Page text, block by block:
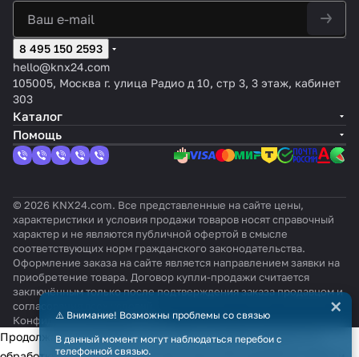
8 495 150 2593
hello@knx24.com
105005, Москва г. улица Радио д 10, стр 3, 3 этаж, кабинет
303
Каталог
Помощь
© 2026 KNX24.com. Все представленные на сайте цены,
характеристики и условия продажи товаров носят справочный
характер и не являются публичной офертой в смысле
соответствующих норм гражданского законодательства.
Оформление заказа на сайте является направлением заявки на
приобретение товара. Договор купли-продажи считается
заключённым только после подтверждения заказа продавцом и
согласования всех условий.
КонфиденциальностьОферта
⚠️ Внимание! Возможны проблемы со связью
В данный момент могут наблюдаться перебои с
телефонной связью.
×
Продолжая использовать наш сайт, вы даёте согласие на